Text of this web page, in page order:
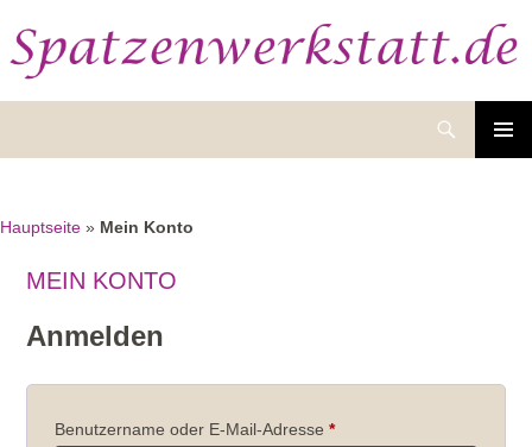
Hauptseite » Mein Konto
MEIN KONTO
Anmelden
Benutzername oder E-Mail-Adresse*Erforderlich